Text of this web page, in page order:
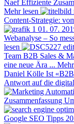
Naef Effiziente
Mehr lesen
Content-Strategie:
01. 07.
Webanalyse – So
lesen
Team B2B Sales &
eine neue Ära ...
Daniel Kölle Ist
Antwort auf die
Zusammenfassung
Google SEO Tipps